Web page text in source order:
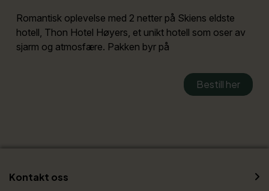
Romantisk oplevelse med 2 netter på Skiens eldste
hotell, Thon Hotel Høyers, et unikt hotell som oser av
sjarm og atmosfære. Pakken byr på
Bestill her
Kontakt oss